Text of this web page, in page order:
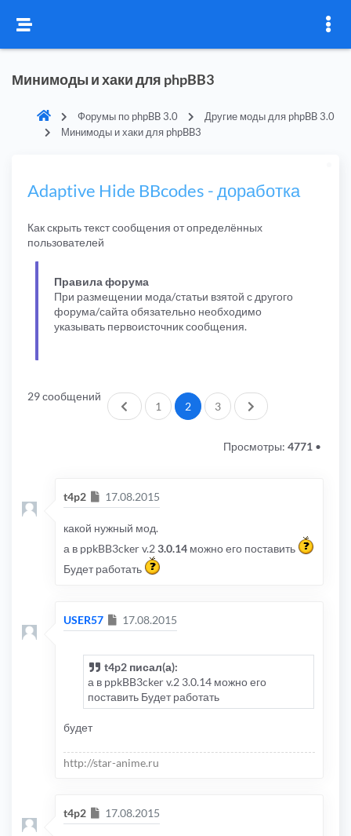
Минимоды и хаки для phpBB3
Форумы по phpBB 3.0
Другие моды для phpBB 3.0
Минимоды и хаки для phpBB3
Adaptive Hide BBcodes - доработка
Как скрыть текст сообщения от определённых
пользователей
Правила форума
При размещении мода/статьи взятой с другого
форума/сайта обязательно необходимо
указывать первоисточник сообщения.
29 сообщений
Пред.1 2 3 След.
Просмотры: 4771 •
t4p2 Сообщение
17.08.2015
какой нужный мод.
а в ppkBB3cker v.23.0.14 можно его поставить
Будет работать
USER57 Сообщение
17.08.2015
t4p2 писал(а):
а в ppkBB3cker v.2 3.0.14 можно его
поставить Будет работать
будет
http://star-anime.ru
t4p2 Сообщение
17.08.2015